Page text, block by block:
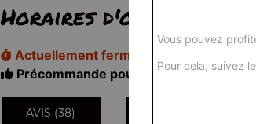
Horaires d'ouverture
Actuellement fermé
Précommande pour 18h20
AVIS (38)
Vous pouvez
Pour cela, suivez